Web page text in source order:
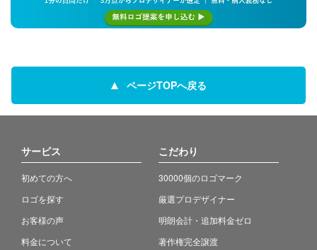
ページTOPへ戻る
サービス
初めての方へ
ロゴを探す
お客様の声
料金について
こだわり
30000個のロゴマーク
厳選プロデザイナー
明朗会計・追加料金ゼロ
著作権完全譲渡